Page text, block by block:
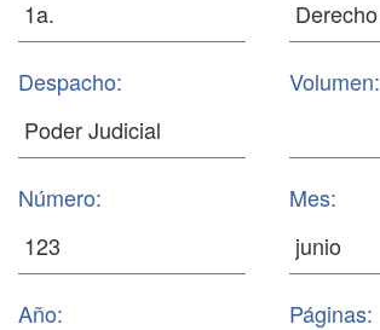
Despacho: Volumen:
Número: Mes:
Año: Páginas: